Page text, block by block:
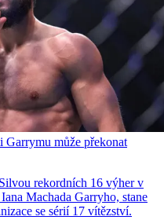
Garrymu může překonat
rekordních 16 výher v
Machada Garryho, stane
se sérií 17 vítězství.